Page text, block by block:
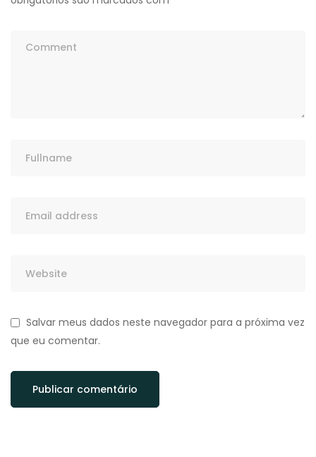
Salvar meus dados neste navegador para a próxima vez
que eu comentar.